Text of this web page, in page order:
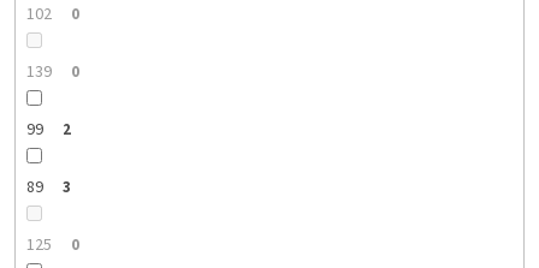
102 0
139 0
99 2
89 3
125 0